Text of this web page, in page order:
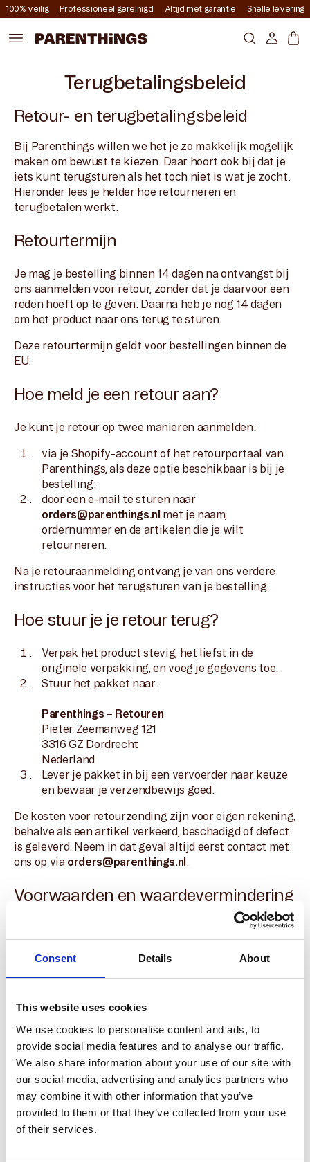
Consent Details About
This website uses cookies
We use cookies to personalise content and ads, to
provide social media features and to analyse our traffic.
We also share information about your use of our site with
our social media, advertising and analytics partners who
may combine it with other information that you’ve
provided to them or that they’ve collected from your use
of their services.
naar de
100% veilig Professioneel gereinigd Altijd met garantie Snelle levering
AccountMand
Terugbetalingsbeleid
Retour- en terugbetalingsbeleid
Bij Parenthings willen we het je zo makkelijk mogelijk
maken om bewust te kiezen. Daar hoort ook bij dat je
iets kunt terugsturen als het toch niet is wat je zocht.
Hieronder lees je helder hoe retourneren en
terugbetalen werkt.
Retourtermijn
Je mag je bestelling binnen 14 dagen na ontvangst bij
ons aanmelden voor retour, zonder dat je daarvoor een
reden hoeft op te geven. Daarna heb je nog 14 dagen
om het product naar ons terug te sturen.
Deze retourtermijn geldt voor bestellingen binnen de
EU.
Hoe meld je een retour aan?
Je kunt je retour op twee manieren aanmelden:
via je Shopify-account of het retourportaal van
Parenthings, als deze optie beschikbaar is bij je
bestelling;
door een e-mail te sturen naar
orders@parenthings.nl met je naam,
ordernummer en de artikelen die je wilt
retourneren.
Na je retouraanmelding ontvang je van ons verdere
instructies voor het terugsturen van je bestelling.
Hoe stuur je je retour terug?
Verpak het product stevig, het liefst in de
originele verpakking, en voeg je gegevens toe.
Stuur het pakket naar:
Parenthings – Retouren
Pieter Zeemanweg 121
3316 GZ Dordrecht
Nederland
Lever je pakket in bij een vervoerder naar keuze
en bewaar je verzendbewijs goed.
De kosten voor retourzending zijn voor eigen rekening,
behalve als een artikel verkeerd, beschadigd of defect
is geleverd. Neem in dat geval altijd eerst contact met
ons op via orders@parenthings.nl.
Voorwaarden en waardevermindering
We kunnen een retour verwerken als het product:
in dezelfde staat is als waarin je het hebt
Producten die duidelijk gebruikt, beschadigd, vervuild
of om hygiënische redenen niet meer verkoopbaar zijn,
kunnen we niet of niet volledig terugbetalen.
Schade of verkeerd artikel ontvangen
Is je bestelling beschadigd, defect of verkeerd